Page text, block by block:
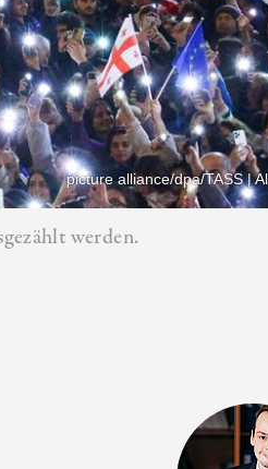
picture alliance/dpa/TASS |
werden.